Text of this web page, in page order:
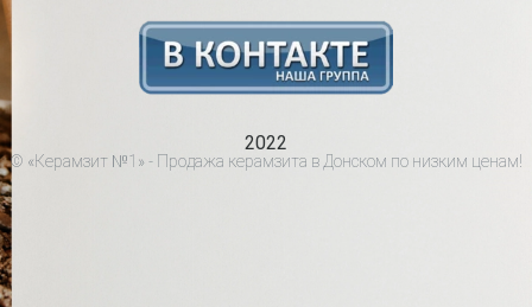
2022
© «Керамзит №1» - Продажа керамзита в Донском по низким ценам!